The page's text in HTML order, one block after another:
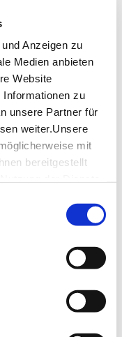
Anzeigen zu
Medien anbieten
Website
zu
unsere Partner für
weiter.Unsere
mit
bereitgestellt
of your exquisite